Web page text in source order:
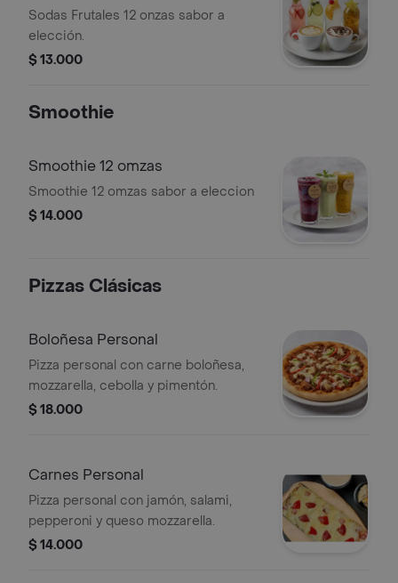
Sodas Frutales 12 onzas sabor a
elección.
$ 13.000
Smoothie
Smoothie 12 omzas
Smoothie 12 omzas sabor a eleccion
$ 14.000
Pizzas Clásicas
Boloñesa Personal
Pizza personal con carne boloñesa,
mozzarella, cebolla y pimentón.
$ 18.000
Carnes Personal
Pizza personal con jamón, salami,
pepperoni y queso mozzarella.
$ 14.000